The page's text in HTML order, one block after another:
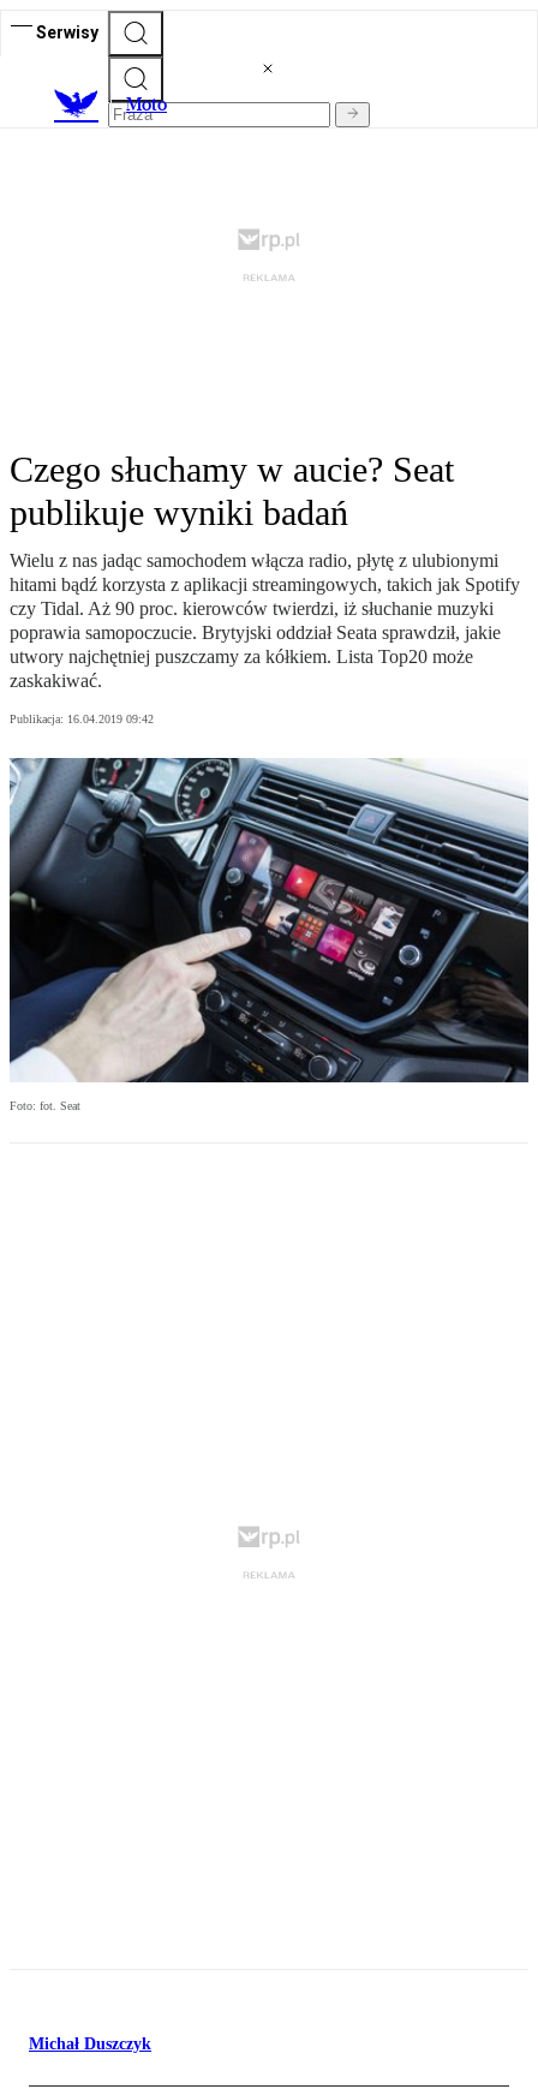
Serwisy
Moto
Czego słuchamy w aucie? Seat
publikuje wyniki badań
Wielu z nas jadąc samochodem włącza radio, płytę z ulubionymi
hitami bądź korzysta z aplikacji streamingowych, takich jak Spotify
czy Tidal. Aż 90 proc. kierowców twierdzi, iż słuchanie muzyki
poprawia samopoczucie. Brytyjski oddział Seata sprawdził, jakie
utwory najchętniej puszczamy za kółkiem. Lista Top20 może
zaskakiwać.
Publikacja: 16.04.2019 09:42
Foto: fot. Seat
Michał Duszczyk